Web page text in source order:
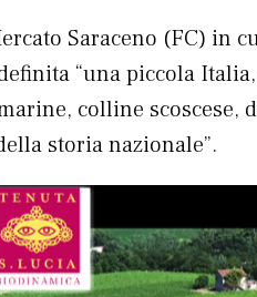
Saraceno (FC) in
“una piccola
colline scoscese,
storia nazionale”.